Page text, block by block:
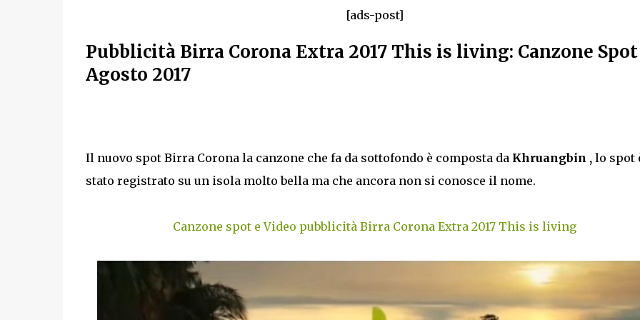
[ads-post]
Pubblicità Birra Corona Extra 2017 This is living: Canzone
Agosto 2017
Il nuovo spot Birra Corona la canzone che fa da sottofondo è composta da Khruangbin , lo spot
stato registrato su un isola molto bella ma che ancora non si conosce il nome.
Canzone spot e Video pubblicità Birra Corona Extra 2017 This is living